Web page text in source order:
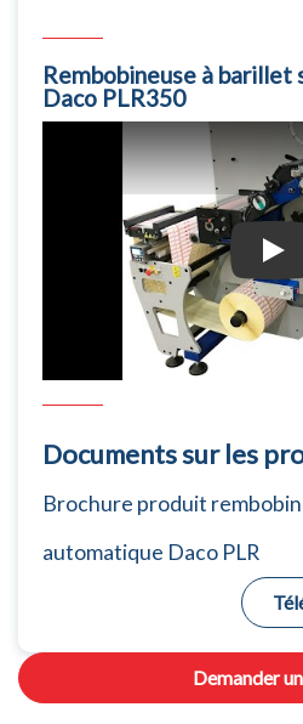
Rembobineuse à
Daco PLR350
Documents sur les
Brochure produit
automatique Daco PLR
Demander